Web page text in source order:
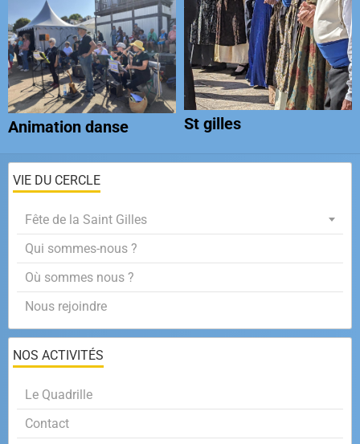
St gilles
Animation danse
VIE DU CERCLE
Fête de la Saint Gilles
Qui sommes-nous ?
Où sommes nous ?
Nous rejoindre
NOS ACTIVITÉS
Le Quadrille
Contact